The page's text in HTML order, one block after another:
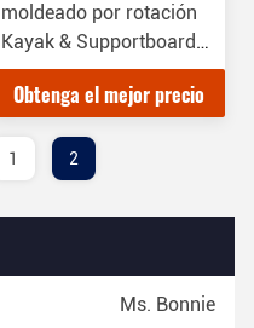
moldeado por rotación
Kayak & Supportboard
Mold
Obtenga el mejor precio
1 2
Ms. Bonnie